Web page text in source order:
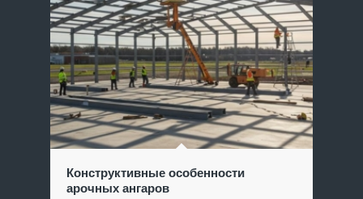
Конструктивные особенности
арочных ангаров